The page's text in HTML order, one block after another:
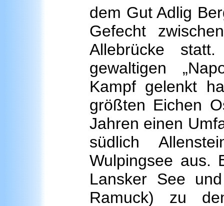
dem Gut Adlig
Gefecht
Allebrücke
gewaltigen
Kampf gelenkt
größten Eichen
Jahren einen
südlich
Wulpingsee aus.
Lansker See
Ramuck) zu